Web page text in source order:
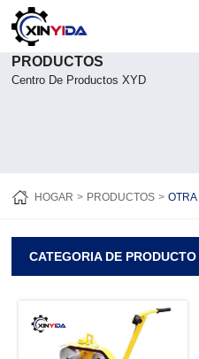
HOGAR
VIDEO
CASOS
NOTICIAS
SOBRE NOSOTROS
CONTÁCTENOS
PRODUCTOS
Centro De Productos XYD
HOGAR PRODUCTOS
CATEGORIA DE PRODUCTO